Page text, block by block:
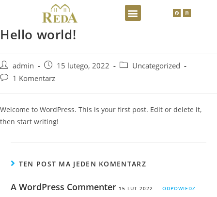
Hello world!
admin 15 lutego, 2022
Uncategorized
1 Komentarz
Welcome to WordPress. This is your first post. Edit or delete it,
then start writing!
TEN POST MA JEDEN KOMENTARZ
A WordPress Commenter 15 LUT 2022 ODPOWIEDZ